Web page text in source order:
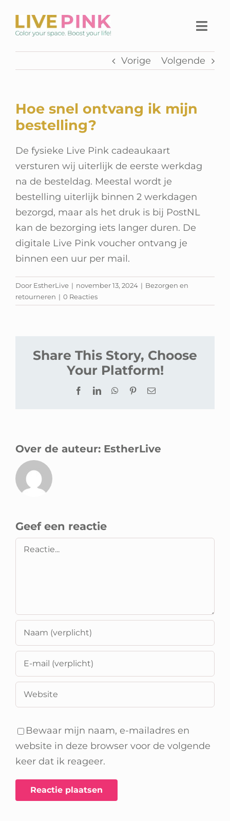
naar
inhoud
Live Pink Platform
SHOP
Over Live Pink
Contact
Vorige Volgende
Hoe snel ontvang ik mijn
bestelling?
De fysieke Live Pink cadeaukaart
versturen wij uiterlijk de eerste werkdag
na de besteldag. Meestal wordt je
bestelling uiterlijk binnen 2 werkdagen
bezorgd, maar als het druk is bij PostNL
kan de bezorging iets langer duren. De
digitale Live Pink voucher ontvang je
binnen een uur per mail.
Door EstherLive | november 13, 2024 | Bezorgen en
retourneren | 0 Reacties
Share This Story, Choose
Your Platform!
FacebookLinkedInWhatsApp
Pinterest
E-
Over de auteur: EstherLive
Geef een reactie
Reactie
Bewaar mijn naam, e-mailadres en
website in deze browser voor de volgende
keer dat ik reageer.